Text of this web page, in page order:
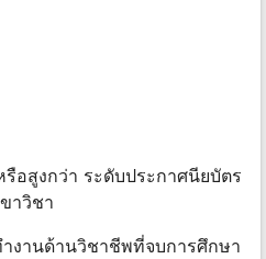
อสูงกว่า ระดับประกาศนียบัตร
าวิชา
งานด้านวิชาชีพที่จบการศึกษา